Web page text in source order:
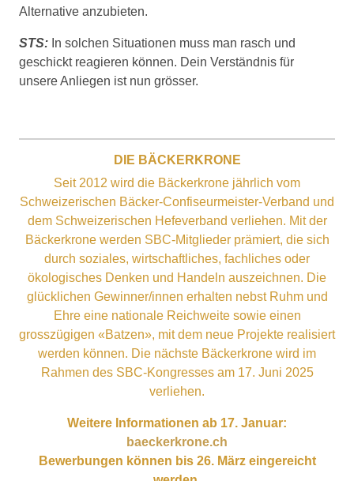
Alternative anzubieten.
STS: In solchen Situationen muss man rasch und
geschickt reagieren können. Dein Verständnis für
unsere Anliegen ist nun grösser.
DIE BÄCKERKRONE
Seit 2012 wird die Bäckerkrone jährlich vom
Schweizerischen Bäcker-Confiseurmeister-Verband und
dem Schweizerischen Hefeverband verliehen. Mit der
Bäckerkrone werden SBC-Mitglieder prämiert, die sich
durch soziales, wirtschaftliches, fachliches oder
ökologisches Denken und Handeln auszeichnen. Die
glücklichen Gewinner/innen erhalten nebst Ruhm und
Ehre eine nationale Reichweite sowie einen
grosszügigen «Batzen», mit dem neue Projekte realisiert
werden können. Die nächste Bäckerkrone wird im
Rahmen des SBC-Kongresses am 17. Juni 2025
verliehen.
Weitere Informationen ab 17. Januar:
baeckerkrone.ch
Bewerbungen können bis 26. März eingereicht